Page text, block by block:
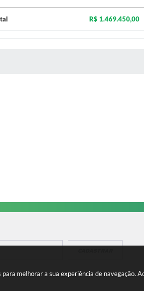
melhorar a sua experiência de navegação.
R$ 1.469.450,00